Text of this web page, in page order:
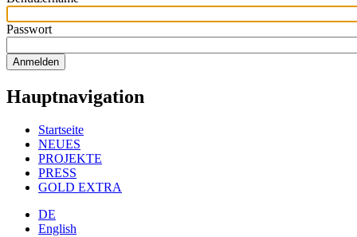
Passwort
Hauptnavigation
Startseite
NEUES
PROJEKTE
PRESS
GOLD EXTRA
DE
English